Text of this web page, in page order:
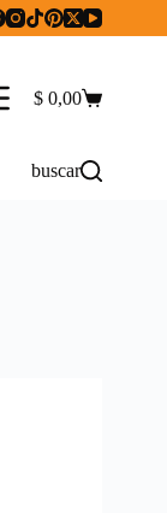
Carro
$ 0,00
buscar